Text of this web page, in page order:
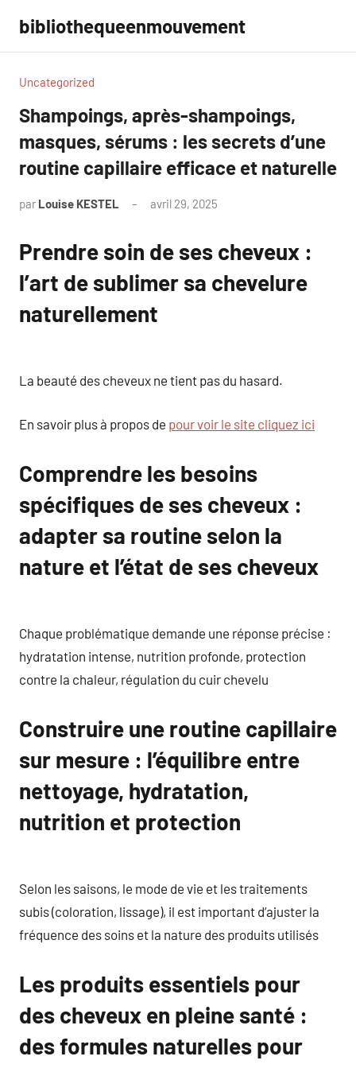
contenu
bibliothequeenmouvement
Uncategorized
Shampoings, après-shampoings,
masques, sérums : les secrets d’une
routine capillaire efficace et naturelle
par Louise KESTEL avril 29, 2025
Prendre soin de ses cheveux :
l’art de sublimer sa chevelure
naturellement
La beauté des cheveux ne tient pas du hasard.
En savoir plus à propos de pour voir le site cliquez ici
Comprendre les besoins
spécifiques de ses cheveux :
adapter sa routine selon la
nature et l’état de ses cheveux
Chaque problématique demande une réponse précise :
hydratation intense, nutrition profonde, protection
contre la chaleur, régulation du cuir chevelu
Construire une routine capillaire
sur mesure : l’équilibre entre
nettoyage, hydratation,
nutrition et protection
Selon les saisons, le mode de vie et les traitements
subis (coloration, lissage), il est important d’ajuster la
fréquence des soins et la nature des produits utilisés
Les produits essentiels pour
des cheveux en pleine santé :
des formules naturelles pour